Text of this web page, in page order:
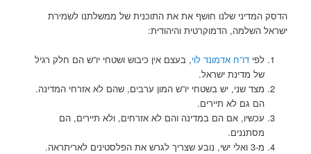
הדסק המדיני שלנו חושף את את התוכנית של ממשלתנו לשמירת
ישראל השלמה, הדמוקרטית והיהודית:
לפי דו”ח אדמונד לוי, בעצם אין כיבוש ושטחי יו”ש הם חלק רגיל
של מדינת ישראל.
מצד שני, יש בשטחי יו”ש המון ערבים, שהם לא אזרחי המדינה.
הם גם לא תיירים.
עכשיו, אם הם במדינה והם לא אזרחים, ולא תיירים, הם
מסתננים.
מ-3 ואלי ישי, נובע שצריך לגרש את הפלסטינים לאריתראה.